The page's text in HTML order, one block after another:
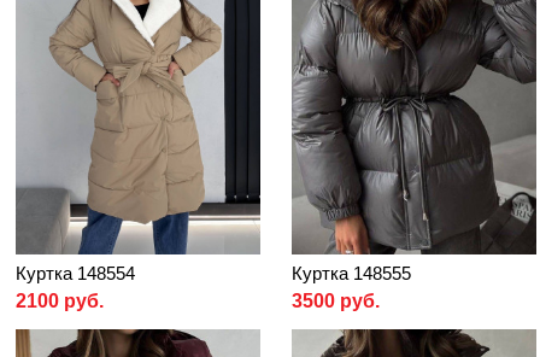
Куртка 148554
2100 руб.
Куртка 148555
3500 руб.